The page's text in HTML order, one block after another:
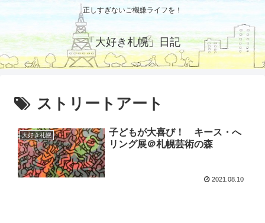
正しすぎないご機嫌ライフを！
「大好き札幌」日記
ストリートアート
大好き札幌
子どもが大喜び！ キース・へ
リング展＠札幌芸術の森
2021.08.10